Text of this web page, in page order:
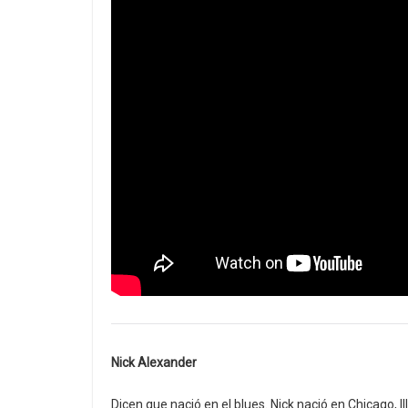
Nick Alexander
Dicen que nació en el blues. Nick nació en